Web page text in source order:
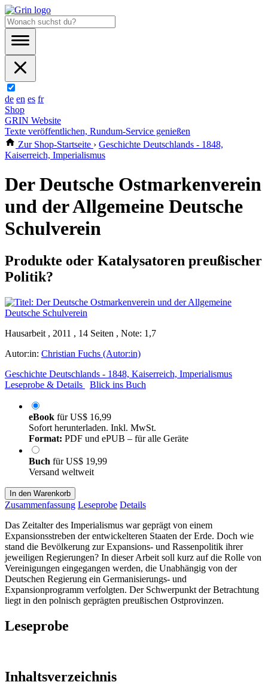
de en es fr
Shop
GRIN Website
Texte veröffentlichen, Rundum-Service genießen
Zur Shop-Startseite › Geschichte Deutschlands - 1848,
Kaiserreich, Imperialismus
Der Deutsche Ostmarkenverein
und der Allgemeine Deutsche
Schulverein
Produkte oder Katalysatoren preußischer
Politik?
Hausarbeit , 2011 , 14 Seiten , Note: 1,7
Autor:in: Christian Fuchs (Autor:in)
Geschichte Deutschlands - 1848, Kaiserreich, Imperialismus
Leseprobe & Details
Blick ins Buch
eBook fürUS$ 16,99
Sofort herunterladen. Inkl. MwSt.
Format: PDF und ePUB – für alle Geräte
Buch fürUS$ 19,99
Versand weltweit
In den Warenkorb
Zusammenfassung Leseprobe Details
Das Zeitalter des Imperialismus war geprägt von einem
Expansionsstreben der entwickelteren Staaten der Erde. Doch wie
stand die Bevölkerung zur Expansions- und Rassenpolitik ihrer
jeweiligen Regierungen? In dieser Arbeit soll kurz auf die Rolle von
Vereinigungen eingegangen werden, die Unabhängig von der
Deutschen Regierung ein Germanisierungs- und
Expansionprogramm verfolgten. Der Schwerpunkt der Betrachtung
liegt in den polnisch geprägten preußischen Ostprovinzen.
Leseprobe
Inhaltsverzeichnis